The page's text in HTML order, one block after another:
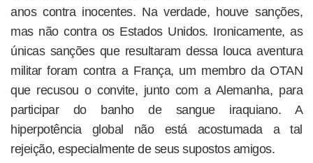
anos contra inocentes. Na verdade, houve sanções,
mas não contra os Estados Unidos. Ironicamente, as
únicas sanções que resultaram dessa louca aventura
militar foram contra a França, um membro da OTAN
que recusou o convite, junto com a Alemanha, para
participar do banho de sangue iraquiano. A
hiperpotência global não está acostumada a tal
rejeição, especialmente de seus supostos amigos.